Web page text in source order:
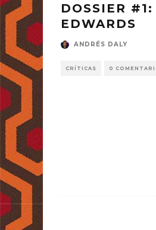
DOSSIER
EDWARDS
ANDRÉS DALY
CRÍTICAS 0